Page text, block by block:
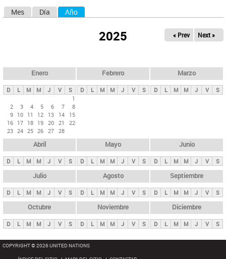
ds
p
n
i
p
a
l
s
Mes Día Año
2025 « Prev Next »
Enero
D L M M J V
S
1
2
3 4 5 6 7
8
9 10 11 12 13 14
15
16 17 18 19 20 21
22
23 24 25 26 27 28
Febrero
D L M M J V S
Marzo
D L M M J V S
Abril
D L M M J V S
Mayo
D L M M J V S
Junio
D L M M J V S
Julio
D L M M J V S
Agosto
D L M M J V S
Septiembre
D L M M J V S
Octubre
D L M M J V S
Noviembre
D L M M J V S
Diciembre
D L M M J V S
COPYRIGHT © 2026 UNITED NATIONS